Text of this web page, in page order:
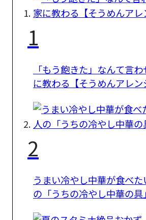
1
「もう飽きた」なんて言
に教わる【そうめんアレン
2
うまい冷やし中華が食べ
の「うちの冷やし中華の具